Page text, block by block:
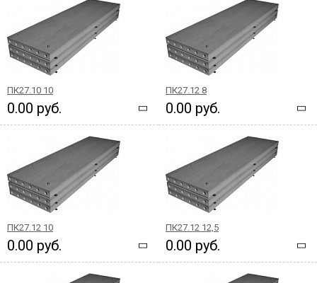
ПК27.10 10
0.00 руб.
ПК27.12 8
0.00 руб.
ПК27.12 10
0.00 руб.
ПК27.12 12,5
0.00 руб.